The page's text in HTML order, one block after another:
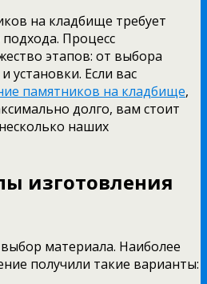
на кладбище требует
Процесс
этапов: от выбора
установки. Если вас
памятников на кладбище,
долго, вам стоит
наших
изготовления
материала. Наиболее
получили такие варианты: